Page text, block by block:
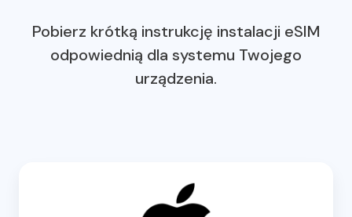
Pobierz krótką instrukcję instalacji eSIM
odpowiednią dla systemu Twojego
urządzenia.